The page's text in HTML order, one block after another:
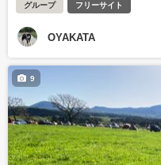
グループ フリーサイト
OYAKATA
9